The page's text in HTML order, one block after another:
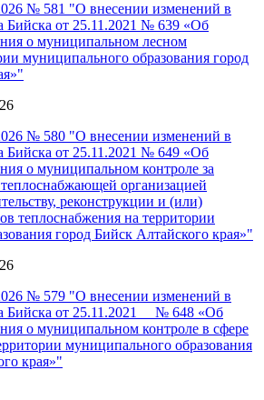
№ 581 "О внесении изменений в
Бийска от 25.11.2021 № 639 «Об
о муниципальном лесном
муниципального образования город
№ 580 "О внесении изменений в
Бийска от 25.11.2021 № 649 «Об
о муниципальном контроле за
организацией
реконструкции и (или)
теплоснабжения на территории
город Бийск Алтайского края»"
№ 579 "О внесении изменений в
Бийска от 25.11.2021 № 648 «Об
о муниципальном контроле в сфере
муниципального образования
края»"